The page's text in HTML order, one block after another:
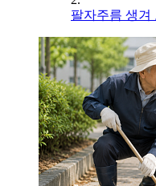
팔자주름 생겨